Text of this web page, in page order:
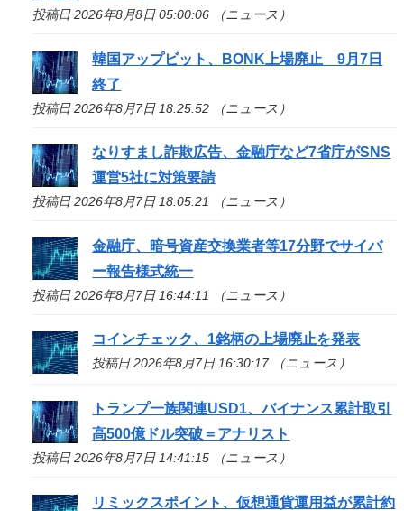
投稿日 2026年8月8日 05:00:06 （ニュース）
韓国アップビット、BONK上場廃止 9月7日
終了
投稿日 2026年8月7日 18:25:52 （ニュース）
なりすまし詐欺広告、金融庁など7省庁がSNS
運営5社に対策要請
投稿日 2026年8月7日 18:05:21 （ニュース）
金融庁、暗号資産交換業者等17分野でサイバ
ー報告様式統一
投稿日 2026年8月7日 16:44:11 （ニュース）
コインチェック、1銘柄の上場廃止を発表
投稿日 2026年8月7日 16:30:17 （ニュース）
トランプ一族関連USD1、バイナンス累計取引
高500億ドル突破＝アナリスト
投稿日 2026年8月7日 14:41:15 （ニュース）
リミックスポイント、仮想通貨運用益が累計約